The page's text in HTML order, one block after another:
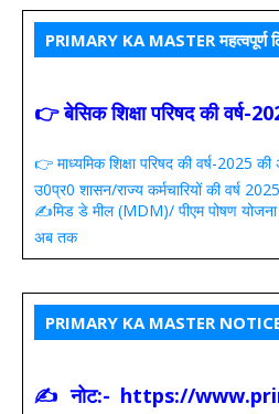
PRIMARY KA MASTER महत्वपूर्ण
👉 बेसिक शिक्षा परिषद की वर्ष-
👉 माध्यमिक शिक्षा परिषद की वर्ष-2025
उ0प्र0 शासन/राज्य कर्मचारियों की वर्ष
✍️मिड डे मील (MDM)/ पीएम पोषण योजना
अब तक
PRIMARY KA MASTER
✍ नोट:- https://